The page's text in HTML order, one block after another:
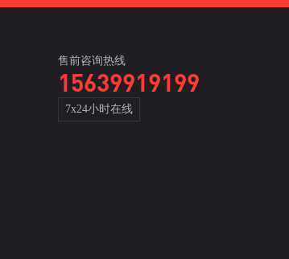
售前咨询热线
15639919199
7x24小时在线